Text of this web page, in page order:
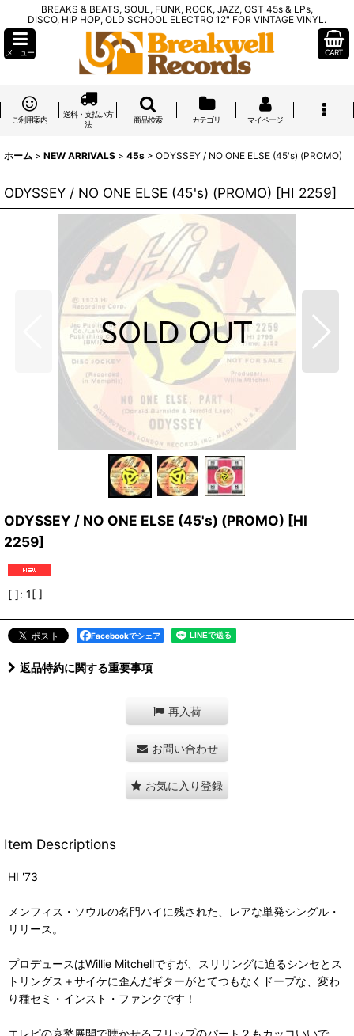
BREAKS & BEATS, SOUL, FUNK, ROCK, JAZZ, OST 45s & LPs,
DISCO, HIP HOP, OLD SCHOOL ELECTRO 12" FOR VINTAGE VINYL.
メニュー CART
ご利用案内
送料・支払い方
法
商品検索 カテゴリ マイページ
ホーム > NEW ARRIVALS > 45s > ODYSSEY / NO ONE ELSE (45's) (PROMO)
ODYSSEY / NO ONE ELSE (45's) (PROMO) [HI 2259]
ODYSSEY / NO ONE ELSE (45's) (PROMO) [HI
2259]
[ ]: 1[ ]
Facebookでシェア
返品特約に関する重要事項
再入荷
お問い合わせ
お気に入り登録
Item Descriptions
HI '73
メンフィス・ソウルの名門ハイに残された、レアな単発シングル・
リリース。
プロデュースはWillie Mitchellですが、スリリングに迫るシンセとス
トリングス＋サイケに歪んだギターがとてつもなくドープな、変わ
り種セミ・インスト・ファンクです！
エレピの哀愁展開で聴かせるフリップのパート２もカッコいいで